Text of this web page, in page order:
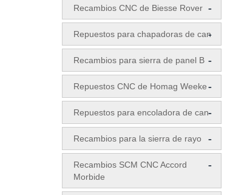
Recambios CNC de Biesse Rover -
Repuestos para chapadoras de can-
Recambios para sierra de panel B -
Repuestos CNC de Homag Weeke-
Repuestos para encoladora de can-
Recambios para la sierra de rayo -
Recambios SCM CNC Accord
Morbide
-